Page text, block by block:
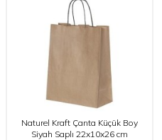
Naturel Kraft Çanta Küçük Boy
Siyah Saplı 22x10x26 cm